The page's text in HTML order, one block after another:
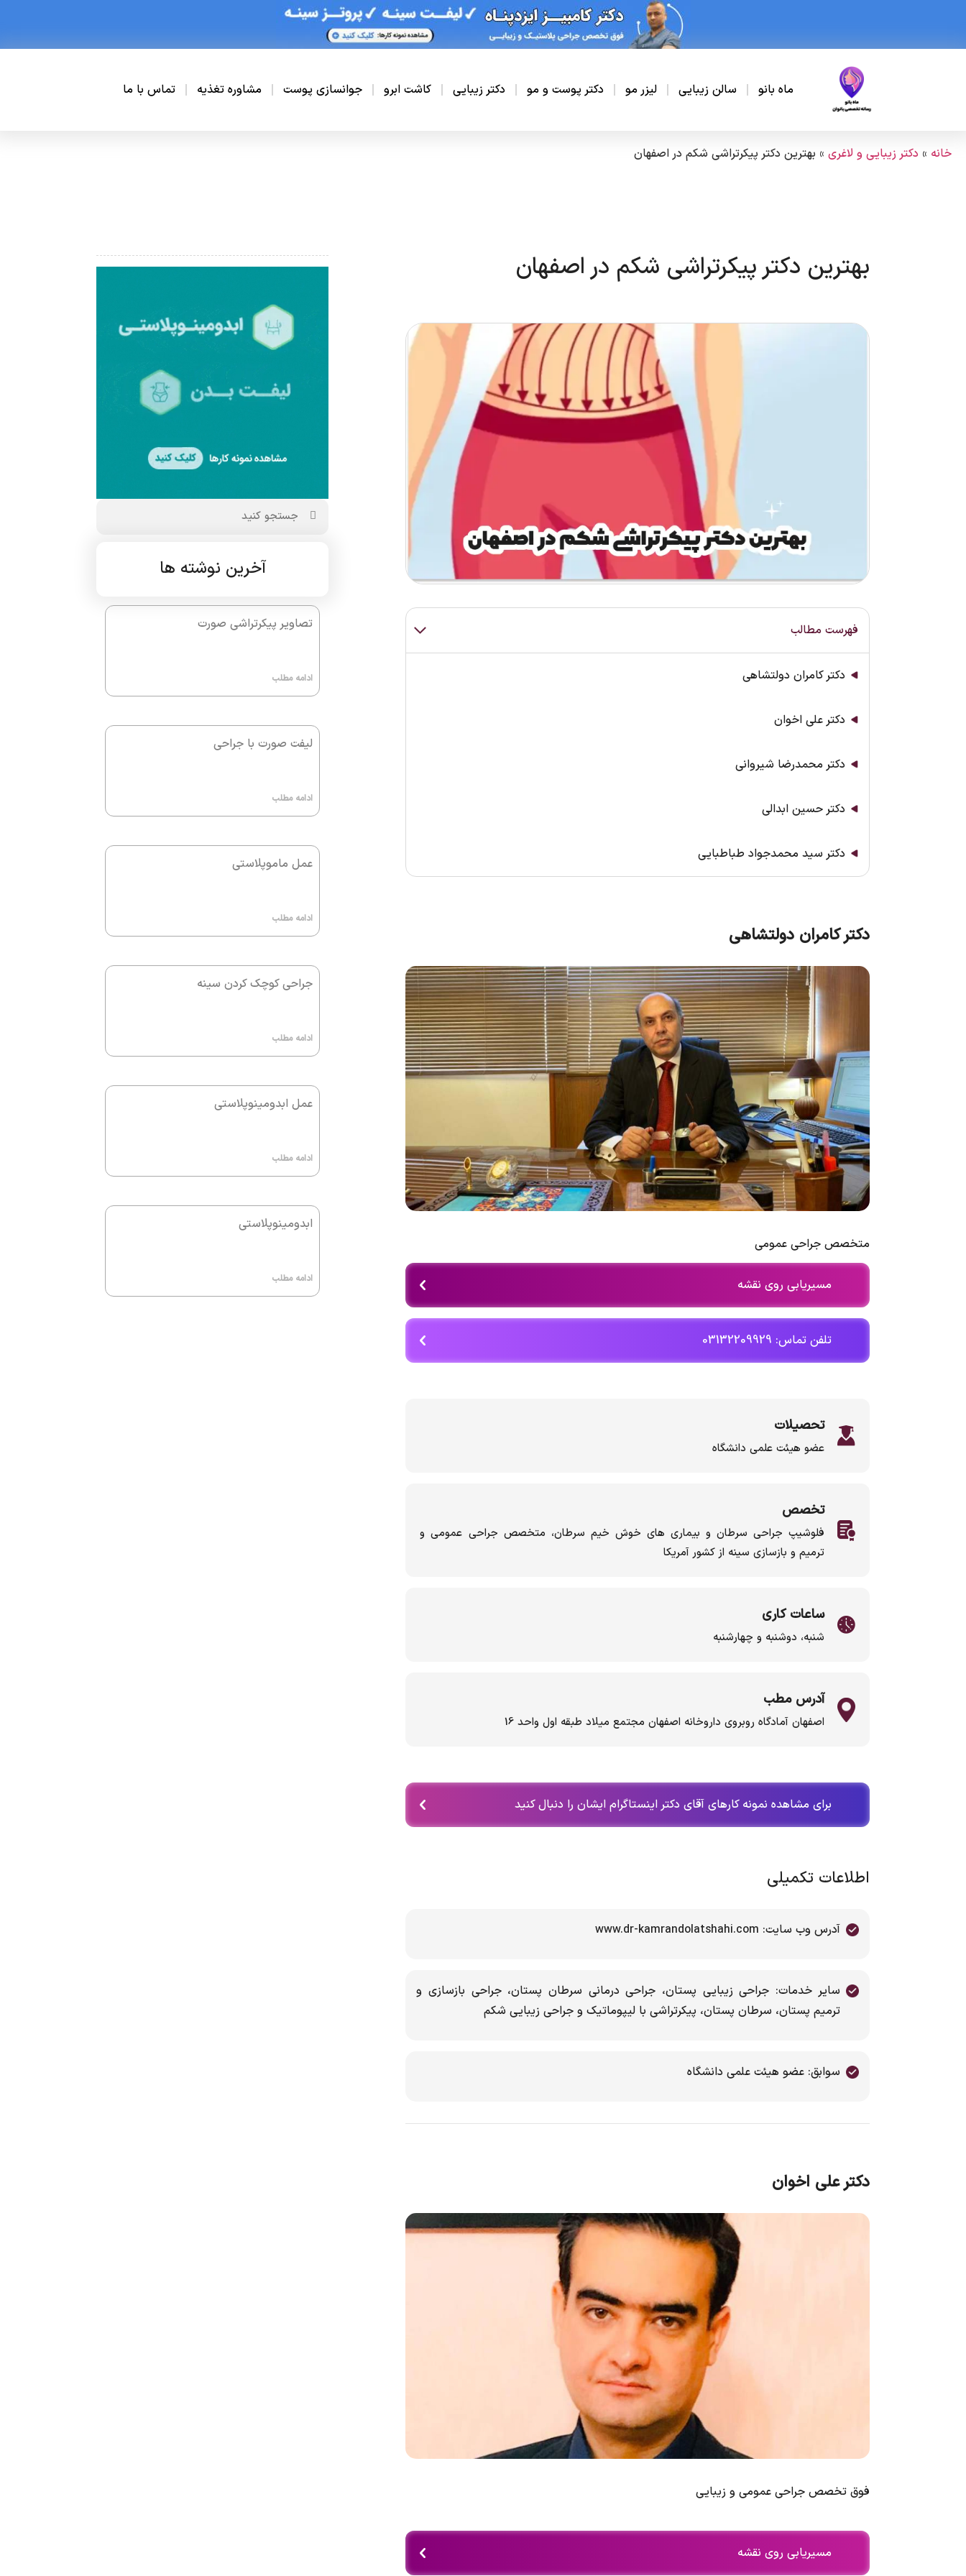
ماه بانو سالن زیبایی لیزر مو دکتر پوست و مو دکتر زیبایی کاشت ابرو جوانسازی پوست مشاوره تغذیه تماس با ما
خانه » دکتر زیبایی و لاغری » بهترین دکتر پیکرتراشی شکم در اصفهان
بهترین دکتر پیکرتراشی شکم در اصفهان
فهرست مطالب
دکتر کامران دولتشاهی
دکتر علی اخوان
دکتر محمدرضا شیروانی
دکتر حسین ابدالی
دکتر سید محمدجواد طباطبایی
دکتر کامران دولتشاهی
متخصص جراحی عمومی
مسیریابی روی نقشه
تلفن تماس: 03132209929
تحصیلات
عضو هیئت علمی دانشگاه
تخصص
فلوشیپ جراحی سرطان و بیماری های خوش خیم سرطان، متخصص جراحی عمومی و
ترمیم و بازسازی سینه از کشور آمریکا
ساعات کاری
شنبه، دوشنبه و چهارشنبه
آدرس مطب
اصفهان آمادگاه روبروی داروخانه اصفهان مجتمع میلاد طبقه اول واحد 16
برای مشاهده نمونه کارهای آقای دکتر اینستاگرام ایشان را دنبال کنید
اطلاعات تکمیلی
آدرس وب سایت: www.dr-kamrandolatshahi.com
سایر خدمات: جراحی زیبایی پستان، جراحی درمانی سرطان پستان، جراحی بازسازی و
ترمیم پستان، سرطان پستان، پیکرتراشی با لیپوماتیک و جراحی زیبایی شکم
سوابق: عضو هیئت علمی دانشگاه
دکتر علی اخوان
فوق تخصص جراحی عمومی و زیبایی
مسیریابی روی نقشه
آخرین نوشته ها
تصاویر پیکرتراشی صورت
ادامه مطلب
لیفت صورت با جراحی
ادامه مطلب
عمل ماموپلاستی
ادامه مطلب
جراحی کوچک کردن سینه
ادامه مطلب
عمل ابدومینوپلاستی
ادامه مطلب
ابدومینوپلاستی
ادامه مطلب